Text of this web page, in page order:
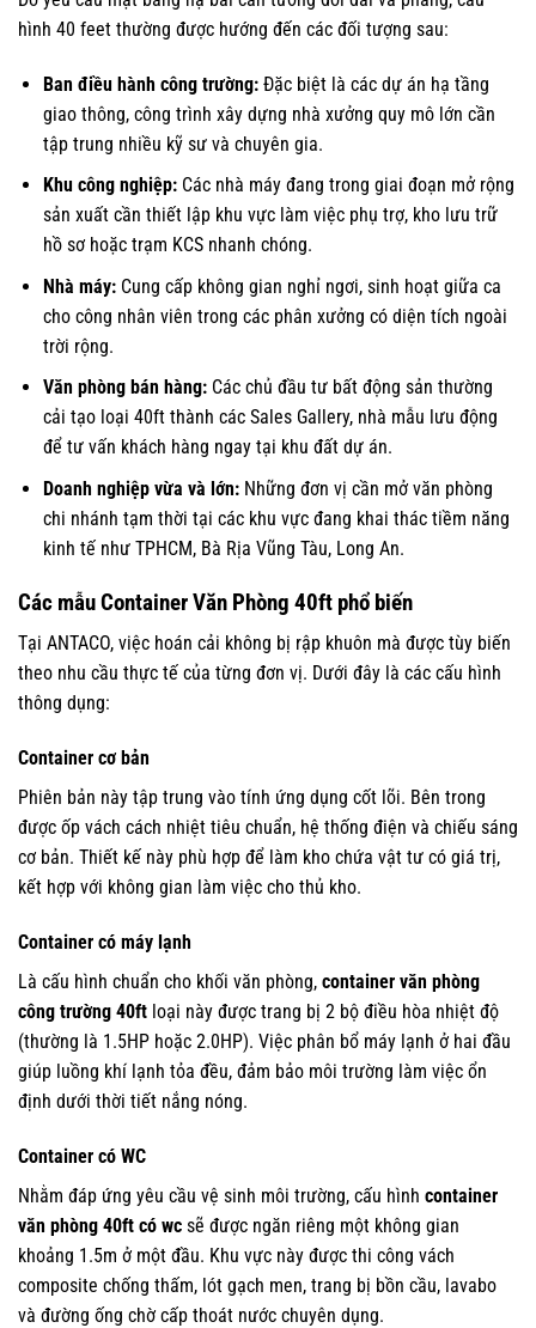
hình 40 feet thường được hướng đến các đối tượng sau:
Ban điều hành công trường:Đặc biệt là các dự án hạ tầng
giao thông, công trình xây dựng nhà xưởng quy mô lớn cần
tập trung nhiều kỹ sư và chuyên gia.
Khu công nghiệp:Các nhà máy đang trong giai đoạn mở rộng
sản xuất cần thiết lập khu vực làm việc phụ trợ, kho lưu trữ
hồ sơ hoặc trạm KCS nhanh chóng.
Nhà máy:Cung cấp không gian nghỉ ngơi, sinh hoạt giữa ca
cho công nhân viên trong các phân xưởng có diện tích ngoài
trời rộng.
Văn phòng bán hàng:Các chủ đầu tư bất động sản thường
cải tạo loại 40ft thành các Sales Gallery, nhà mẫu lưu động
để tư vấn khách hàng ngay tại khu đất dự án.
Doanh nghiệp vừa và lớn:Những đơn vị cần mở văn phòng
chi nhánh tạm thời tại các khu vực đang khai thác tiềm năng
kinh tế như TPHCM, Bà Rịa Vũng Tàu, Long An.
Các mẫu Container Văn Phòng 40ft phổ biến
Tại ANTACO, việc hoán cải không bị rập khuôn mà được tùy biến
theo nhu cầu thực tế của từng đơn vị. Dưới đây là các cấu hình
thông dụng:
Container cơ bản
Phiên bản này tập trung vào tính ứng dụng cốt lõi. Bên trong
được ốp vách cách nhiệt tiêu chuẩn, hệ thống điện và chiếu sáng
cơ bản. Thiết kế này phù hợp để làm kho chứa vật tư có giá trị,
kết hợp với không gian làm việc cho thủ kho.
Container có máy lạnh
Là cấu hình chuẩn cho khối văn phòng, container văn phòng
công trường 40ft loại này được trang bị 2 bộ điều hòa nhiệt độ
(thường là 1.5HP hoặc 2.0HP). Việc phân bổ máy lạnh ở hai đầu
giúp luồng khí lạnh tỏa đều, đảm bảo môi trường làm việc ổn
định dưới thời tiết nắng nóng.
Container có WC
Nhằm đáp ứng yêu cầu vệ sinh môi trường, cấu hình container
văn phòng 40ft có wc sẽ được ngăn riêng một không gian
khoảng 1.5m ở một đầu. Khu vực này được thi công vách
composite chống thấm, lót gạch men, trang bị bồn cầu, lavabo
và đường ống chờ cấp thoát nước chuyên dụng.